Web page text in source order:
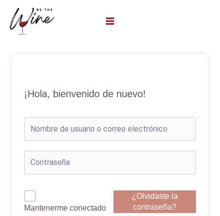
contenido
¡Hola, bienvenido de nuevo!
Mantenerme conectado
¿Olvidaste la
contraseña?